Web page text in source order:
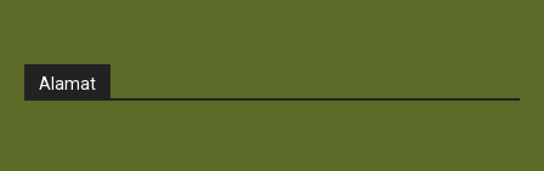
Alamat